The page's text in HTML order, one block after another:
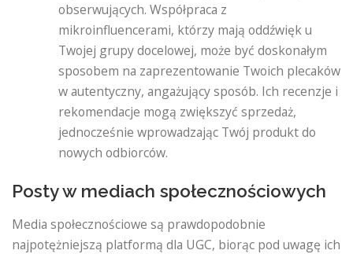
obserwujących. Współpraca z
mikroinfluencerami, którzy mają oddźwięk u
Twojej grupy docelowej, może być doskonałym
sposobem na zaprezentowanie Twoich plecaków
w autentyczny, angażujący sposób. Ich recenzje i
rekomendacje mogą zwiększyć sprzedaż,
jednocześnie wprowadzając Twój produkt do
nowych odbiorców.
Posty w mediach społecznościowych
Media społecznościowe są prawdopodobnie
najpotężniejszą platformą dla UGC, biorąc pod uwagę ich